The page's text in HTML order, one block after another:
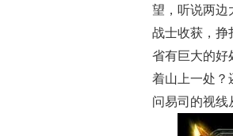
望，听说两边
战士收获，挣
省有巨大的
着山上一处？
问易司的视线